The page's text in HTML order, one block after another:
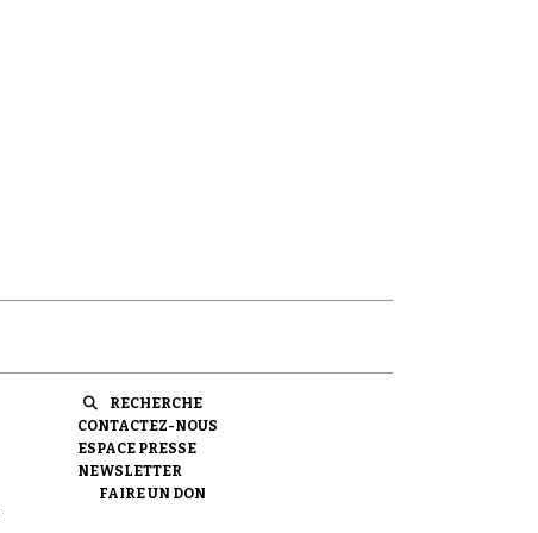
RECHERCHE
CONTACTEZ-NOUS
ESPACE PRESSE
NEWSLETTER
FAIRE UN DON